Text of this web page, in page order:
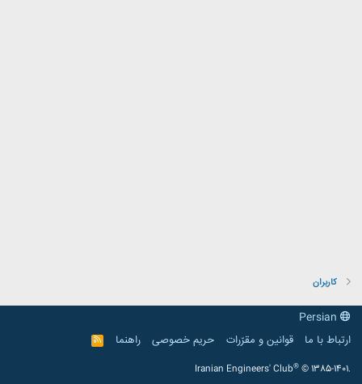
کاربران
ارتباط با ما
قوانین و مقرّرات حریم خصوصی راهنما
R
S
Iranian Engineers' Club® © 1385-1401.